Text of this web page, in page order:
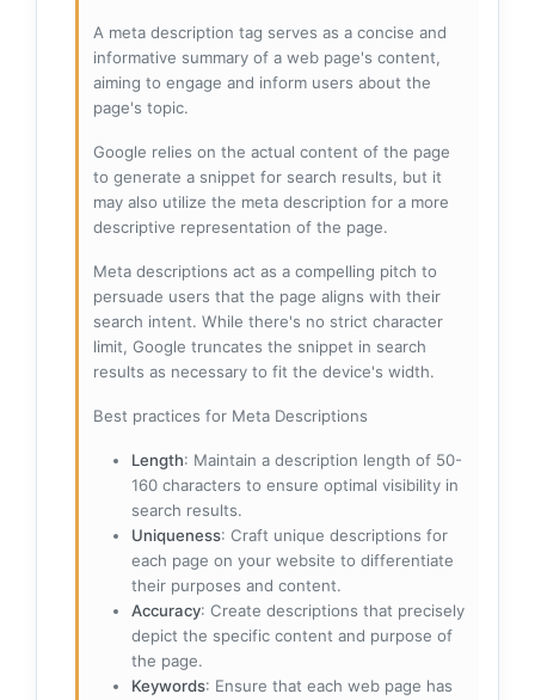
A meta description tag serves as a concise and
informative summary of a web page's content,
aiming to engage and inform users about the
page's topic.
Google relies on the actual content of the page
to generate a snippet for search results, but it
may also utilize the meta description for a more
descriptive representation of the page.
Meta descriptions act as a compelling pitch to
persuade users that the page aligns with their
search intent. While there's no strict character
limit, Google truncates the snippet in search
results as necessary to fit the device's width.
Best practices for Meta Descriptions
Length: Maintain a description length of 50-
160 characters to ensure optimal visibility in
search results.
Uniqueness: Craft unique descriptions for
each page on your website to differentiate
their purposes and content.
Accuracy: Create descriptions that precisely
depict the specific content and purpose of
the page.
Keywords: Ensure that each web page has